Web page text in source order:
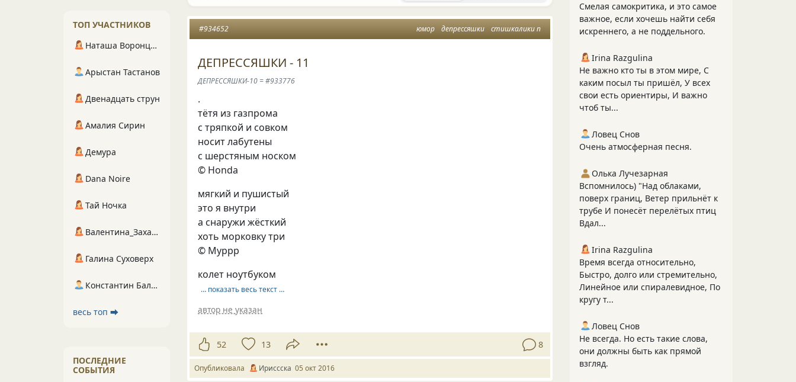
юмор депрессяшки стишкалики п
#934652
ДЕПРЕССЯШКИ - 11
ДЕПРЕССЯШКИ-10 = #933776
.
тётя из газпрома
с тряпкой и совком
носит лабутены
с шерстяным носком
© Honda
мягкий и пушистый
это я внутри
а снаружи жёсткий
хоть морковку три
© Муррр
колет ноутбуком
… показать весь текст …
автор не указан
52 13 8
Опубликовала Ириссска 05 окт 2016
Смелая самокритика, и это самое
важное, если хочешь найти себя
искреннего, а не поддельного.
Irina Razgulina
Не важно кто ты в этом мире, С
каким посыл ты пришёл, У всех
свои есть ориентиры, И важно
чтоб ты...
Ловец Снов
Очень атмосферная песня.
Олька Лучезарная
Вспомнилось) "Над облаками,
поверх границ, Ветер прильнёт к
трубе И понесёт перелётых птиц
Вдал...
Irina Razgulina
Время всегда относительно,
Быстро, долго или стремительно,
Линейное или спиралевидное, По
кругу т...
Ловец Снов
Не всегда. Но есть такие слова,
они должны быть как прямой
взгляд.
ТОП УЧАСТНИКОВ
Наташа Воронцова
Арыстан Тастанов
Двенадцать струн
Амалия Сирин
Демура
Dana Noire
Тай Ночка
Валентина_Захарова
Галина Суховерх
Константин Балухта
весь топ ⮕
ПОСЛЕДНИЕ
СОБЫТИЯ